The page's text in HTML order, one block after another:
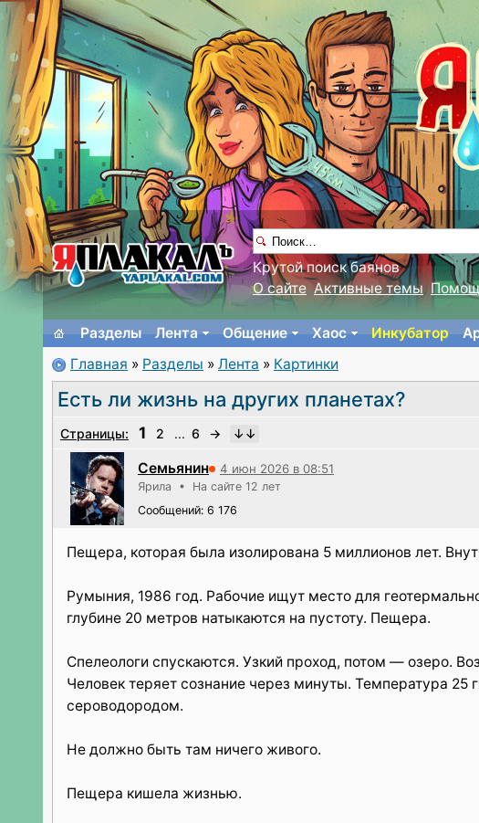
Крутой поиск баянов
О сайте Активные темы
Разделы Лента Общение Хаос Инкубатор
Главная » Разделы » Лента » Картинки
Есть ли жизнь на других планетах?
Страницы: 1 2 ... 6 →
Семьянин 4 июн 2026 в 08:51
Ярила • На сайте 12 лет
Сообщений: 6 176
Пещера, которая была изолирована 5 миллионов лет.
Румыния, 1986 год. Рабочие ищут место для
глубине 20 метров натыкаются на пустоту. Пещера.
Спелеологи спускаются. Узкий проход, потом — озеро.
Человек теряет сознание через минуты. Температура
сероводородом.
Не должно быть там ничего живого.
Пещера кишела жизнью.